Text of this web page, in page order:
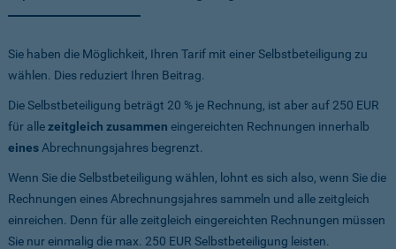
Sie haben die Möglichkeit, Ihren Tarif mit einer Selbstbeteiligung zu
wählen. Dies reduziert Ihren Beitrag.
Die Selbstbeteiligung beträgt 20 % je Rechnung, ist aber auf 250 EUR
für allezeitgleich zusammen eingereichten Rechnungen innerhalb
eines Abrechnungsjahres begrenzt.
Wenn Sie die Selbstbeteiligung wählen, lohnt es sich also, wenn Sie die
Rechnungen eines Abrechnungsjahres sammeln und alle zeitgleich
einreichen. Denn für alle zeitgleich eingereichten Rechnungen müssen
Sie nur einmalig die max. 250 EUR Selbstbeteiligung leisten.